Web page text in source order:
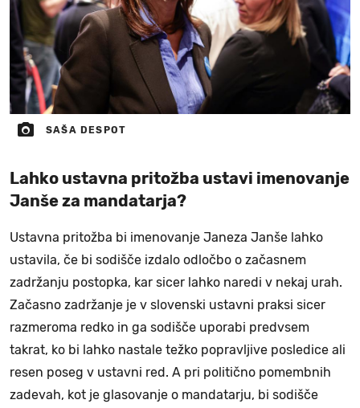
SAŠA DESPOT
Lahko ustavna pritožba ustavi imenovanje
Janše za mandatarja?
Ustavna pritožba bi imenovanje Janeza Janše lahko
ustavila, če bi sodišče izdalo odločbo o začasnem
zadržanju postopka, kar sicer lahko naredi v nekaj urah.
Začasno zadržanje je v slovenski ustavni praksi sicer
razmeroma redko in ga sodišče uporabi predvsem
takrat, ko bi lahko nastale težko popravljive posledice ali
resen poseg v ustavni red. A pri politično pomembnih
zadevah, kot je glasovanje o mandatarju, bi sodišče